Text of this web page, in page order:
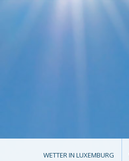
WETTER IN LUXEMBURG